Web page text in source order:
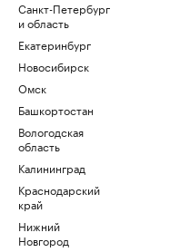
Санкт-Петербург
и область
Екатеринбург
Новосибирск
Омск
Башкортостан
Вологодская
область
Калининград
Краснодарский
край
Нижний
Новгород